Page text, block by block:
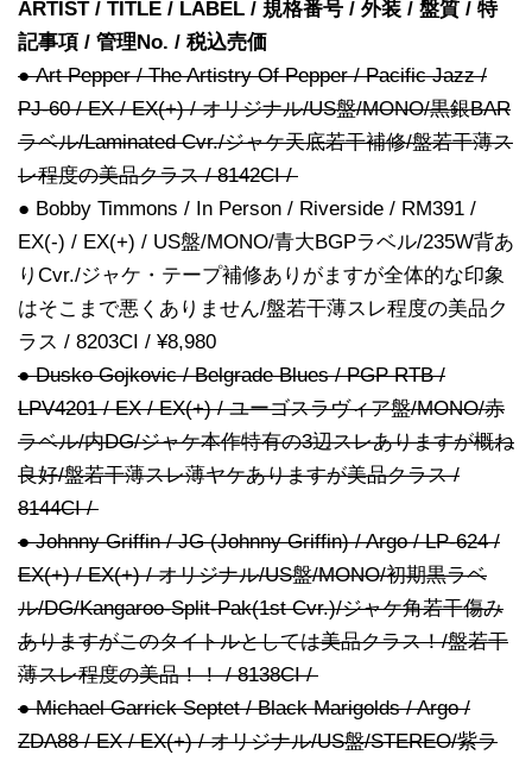
ARTIST / TITLE / LABEL / 規格番号 / 外装 / 盤質 / 特
記事項 / 管理No. / 税込売価
● Art Pepper / The Artistry Of Pepper / Pacific Jazz /
PJ-60 / EX / EX(+) / オリジナル/US盤/MONO/黒銀BAR
ラベル/Laminated Cvr./ジャケ天底若干補修/盤若干薄ス
レ程度の美品クラス / 8142CI /
● Bobby Timmons / In Person / Riverside / RM391 /
EX(-) / EX(+) / US盤/MONO/青大BGPラベル/235W背あ
りCvr./ジャケ・テープ補修ありがますが全体的な印象
はそこまで悪くありません/盤若干薄スレ程度の美品ク
ラス / 8203CI / ¥8,980
● Dusko Gojkovic / Belgrade Blues / PGP RTB /
LPV4201 / EX / EX(+) / ユーゴスラヴィア盤/MONO/赤
ラベル/内DG/ジャケ本作特有の3辺スレありますが概ね
良好/盤若干薄スレ薄ヤケありますが美品クラス /
8144CI /
● Johnny Griffin / JG (Johnny Griffin) / Argo / LP-624 /
EX(+) / EX(+) / オリジナル/US盤/MONO/初期黒ラベ
ル/DG/Kangaroo-Split-Pak(1st Cvr.)/ジャケ角若干傷み
ありますがこのタイトルとしては美品クラス！/盤若干
薄スレ程度の美品！！ / 8138CI /
● Michael Garrick Septet / Black Marigolds / Argo /
ZDA88 / EX / EX(+) / オリジナル/US盤/STEREO/紫ラ